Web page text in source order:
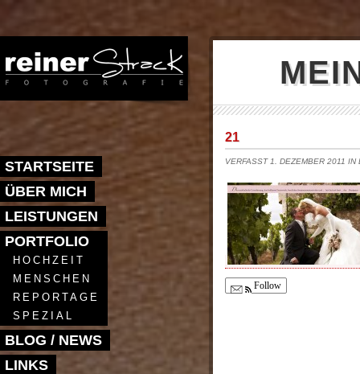
STARTSEITE
ÜBER MICH
LEISTUNGEN
PORTFOLIO
HOCHZEIT
MENSCHEN
REPORTAGE
SPEZIAL
BLOG / NEWS
LINKS
21
VERFASST 1. DEZEMBER 2011
Follow